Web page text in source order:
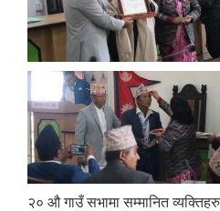
२० औ गाउँ सभामा सम्मानित व्यक्तिहरु